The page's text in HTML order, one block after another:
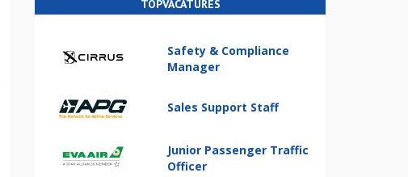
TOPVACATURES
Safety & Compliance
Manager
Sales Support Staff
Junior Passenger Traffic
Officer